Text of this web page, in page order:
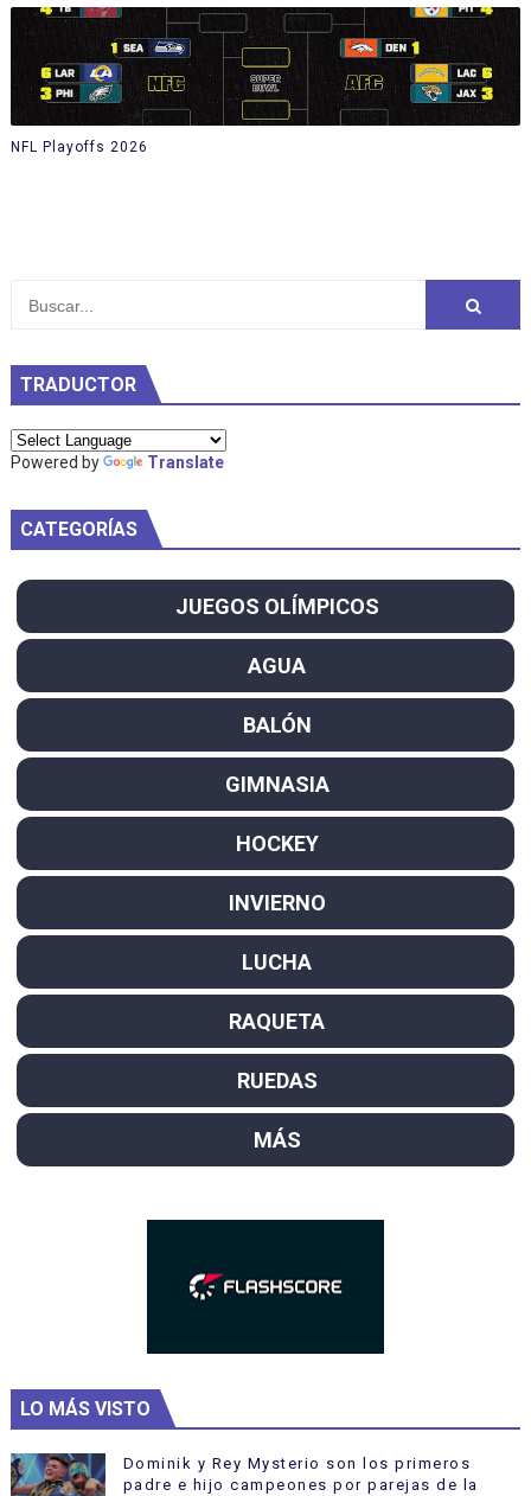
NFL Playoffs 2026
TRADUCTOR
Powered by Translate
CATEGORÍAS
JUEGOS OLÍMPICOS
AGUA
BALÓN
GIMNASIA
HOCKEY
INVIERNO
LUCHA
RAQUETA
RUEDAS
MÁS
LO MÁS VISTO
Dominik y Rey Mysterio son los primeros
padre e hijo campeones por parejas de la